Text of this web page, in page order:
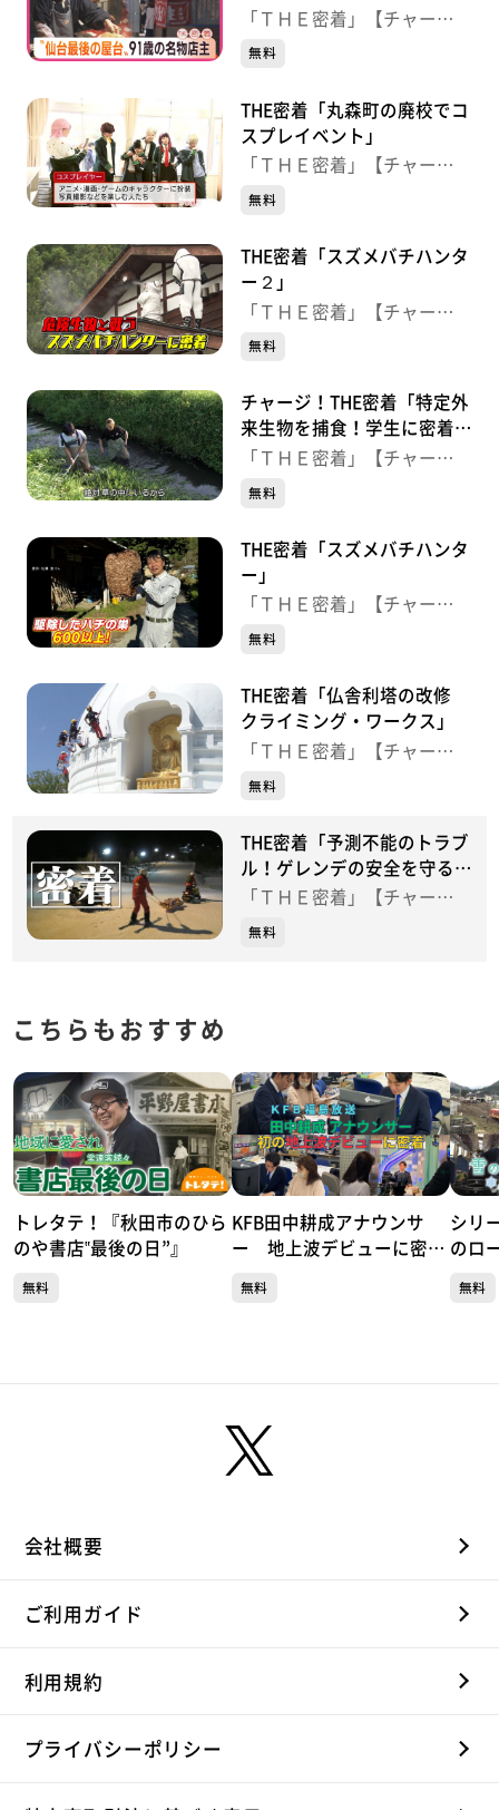
最後の屋台”９１歳の名物店
「ＴＨＥ密着」【チャー
ジ！】
無料
THE密着「丸森町の廃校でコ
スプレイベント」
「ＴＨＥ密着」【チャー
ジ！】
無料
THE密着「スズメバチハンタ
ー２」
「ＴＨＥ密着」【チャー
ジ！】
無料
チャージ！THE密着「特定外
来生物を捕食！学生に密着」
＜2024.8.30（金）OA＞
「ＴＨＥ密着」【チャー
ジ！】
無料
THE密着「スズメバチハンタ
ー」
「ＴＨＥ密着」【チャー
ジ！】
無料
THE密着「仏舎利塔の改修
クライミング・ワークス」
「ＴＨＥ密着」【チャー
ジ！】
無料
THE密着「予測不能のトラブ
ル！ゲレンデの安全を守るパ
トロール隊に密着」
「ＴＨＥ密着」【チャー
ジ！】
無料
こちらもおすすめ
トレタテ！『秋田市のひら
のや書店‟最後の日”』
無料
KFB田中耕成アナウンサ
ー 地上波デビューに密
無料
シリ
のロ
無料
会社概要
ご利用ガイド
利用規約
プライバシーポリシー